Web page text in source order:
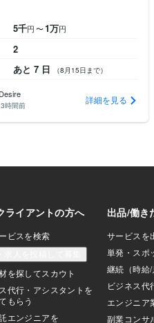
5千円〜1万円
2
あと 7 日 （8月15日まで）
3時間前 詳細を見る